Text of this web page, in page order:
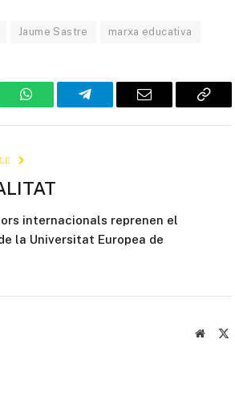
Jaume Sastre marxa educativa
WhatsAppTelegram Email
Copy
internacionals reprenen el
la Universitat Europea de
Website